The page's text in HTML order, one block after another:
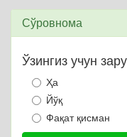
Сўровнома
Ўзингиз учун
Ҳа
Йўқ
Фақат қисман